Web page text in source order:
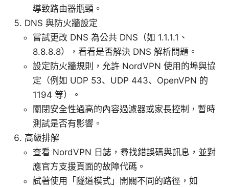
導致路由器瓶頸。
DNS 與防火牆設定
嘗試更改 DNS 為公共 DNS（如 1.1.1.1、
8.8.8.8），看看是否解決 DNS 解析問題。
設定防火牆規則，允許 NordVPN 使用的埠與協
定（例如 UDP 53、UDP 443、OpenVPN 的
1194 等）。
關閉安全性過高的內容過濾器或家長控制，暫時
測試是否有影響。
高級排解
查看 NordVPN 日誌，尋找錯誤碼與訊息，並對
應官方支援頁面的故障代碼。
試著使用「隧道模式」開關不同的路徑，如